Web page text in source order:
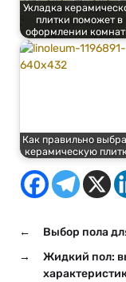
Укладка
плитки поможет в
оформлении
Как правильно
керамическую
←
Выбор пола
→
Жидкий пол: